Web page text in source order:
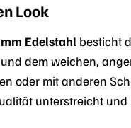
Look
Edelstahl besticht
dem weichen,
oder mit anderen
unterstreicht